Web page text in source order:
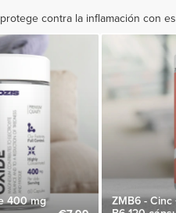
contra la inflamación con
400 mg
ZMB6 - Cinc